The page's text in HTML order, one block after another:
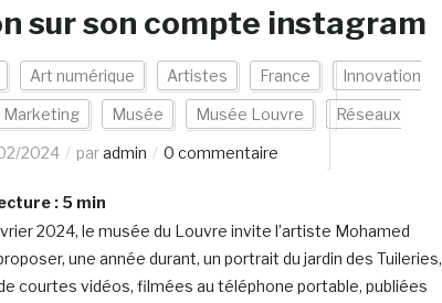
sur son compte instagram
Art numérique Artistes France Innovation
Marketing Musée Musée Louvre Réseaux
2024 paradmin 0 commentaire
: 5 min
2024, le musée du Louvre invite l’artiste Mohamed
une année durant, un portrait du jardin des Tuileries,
courtes vidéos, filmées au téléphone portable, publiées